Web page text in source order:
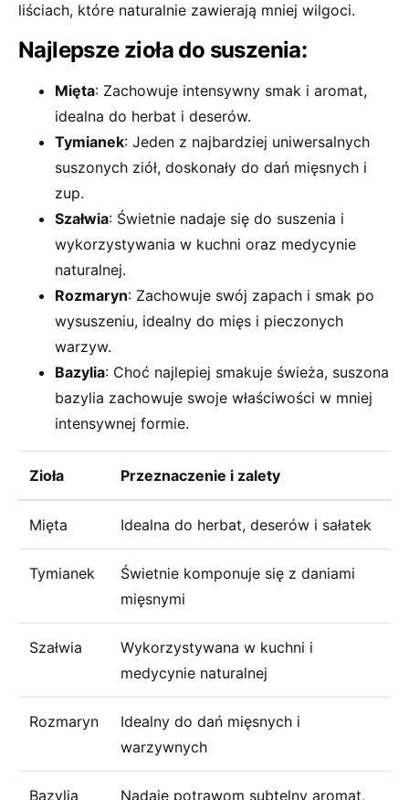
liściach, które naturalnie zawierają mniej wilgoci.
Najlepsze zioła do suszenia:
Mięta: Zachowuje intensywny smak i aromat,
idealna do herbat i deserów.
Tymianek: Jeden z najbardziej uniwersalnych
suszonych ziół, doskonały do dań mięsnych i
zup.
Szałwia: Świetnie nadaje się do suszenia i
wykorzystywania w kuchni oraz medycynie
naturalnej.
Rozmaryn: Zachowuje swój zapach i smak po
wysuszeniu, idealny do mięs i pieczonych
warzyw.
Bazylia: Choć najlepiej smakuje świeża, suszona
bazylia zachowuje swoje właściwości w mniej
intensywnej formie.
Zioła Przeznaczenie i zalety
Mięta Idealna do herbat, deserów i sałatek
Tymianek
Świetnie komponuje się z daniami
mięsnymi
Szałwia
Wykorzystywana w kuchni i
medycynie naturalnej
Rozmaryn
Idealny do dań mięsnych i
warzywnych
Bazylia Nadaje potrawom subtelny aromat,